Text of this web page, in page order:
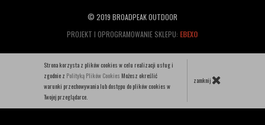
© 2019 BROADPEAK OUTDOOR
PROJEKT I OPROGRAMOWANIE SKLEPU: EBEXO
Strona korzysta z plików cookies w celu realizacji usług i
zgodnie z Polityką Plików Cookies Możesz określić
warunki przechowywania lub dostępu do plików cookies w
Twojej przeglądarce.
zamknij